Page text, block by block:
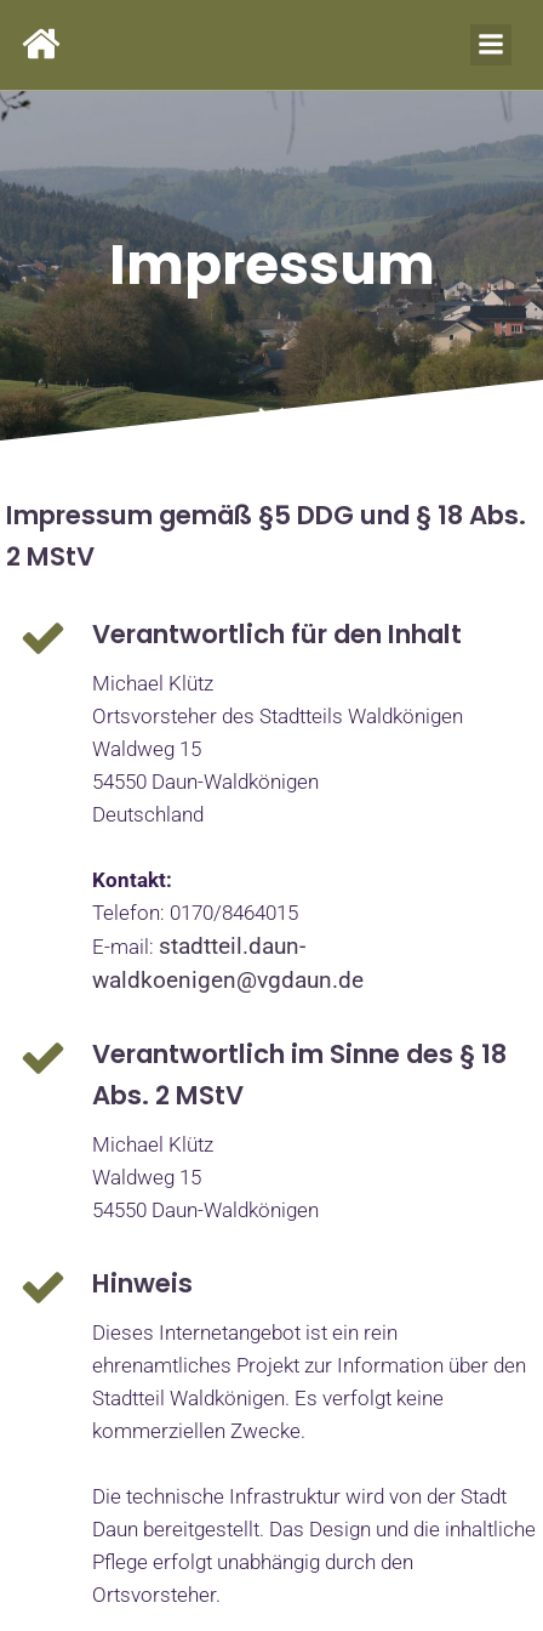
Impressum
Impressum gemäß §5 DDG und § 18 Abs.
2 MStV
Verantwortlich für den Inhalt
Michael Klütz
Ortsvorsteher des Stadtteils Waldkönigen
Waldweg 15
54550 Daun-Waldkönigen
Deutschland
Kontakt:
Telefon: 0170/8464015
E-mail: stadtteil.daun-
waldkoenigen@vgdaun.de
Verantwortlich im Sinne des § 18
Abs. 2 MStV
Michael Klütz
Waldweg 15
54550 Daun-Waldkönigen
Hinweis
Dieses Internetangebot ist ein rein
ehrenamtliches Projekt zur Information über den
Stadtteil Waldkönigen. Es verfolgt keine
kommerziellen Zwecke.
Die technische Infrastruktur wird von der Stadt
Daun bereitgestellt. Das Design und die inhaltliche
Pflege erfolgt unabhängig durch den
Ortsvorsteher.